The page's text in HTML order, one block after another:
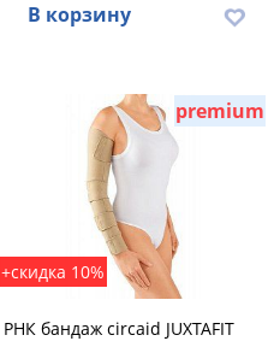
В корзину
premium
+скидка 10%
РНК бандаж circaid JUXTAFIT